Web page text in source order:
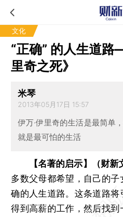
文化
“正确” 的人生道
里奇之死》
米琴
2013年05月17日 15:57
伊万·伊里奇的生活是最简单
就是最可怕的生活
【名著的启示】（财新
多数父母都希望，自己的
确的人生道路。这条道路将
得到高薪的工作，然后找